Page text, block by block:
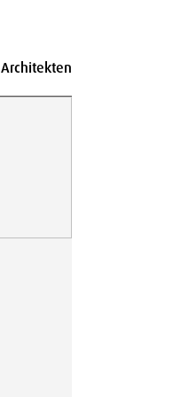
Architekten